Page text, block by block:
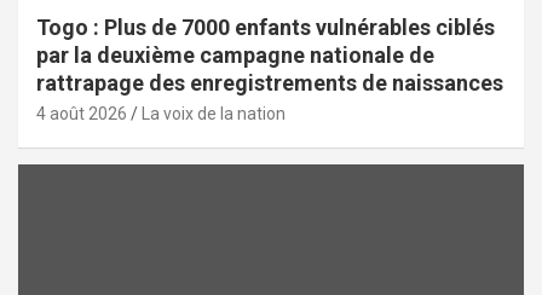
Togo : Plus de 7000 enfants vulnérables ciblés
par la deuxième campagne nationale de
rattrapage des enregistrements de naissances
4 août 2026 La voix de la nation